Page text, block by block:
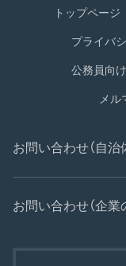
トップページ
プライバ
公務員向
メル
お問い合わせ（自治
お問い合わせ（企業